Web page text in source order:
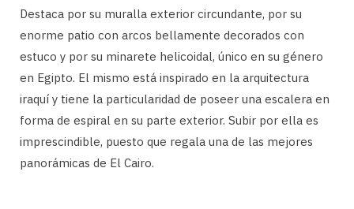
Destaca por su muralla exterior circundante, por su
enorme patio con arcos bellamente decorados con
estuco y por su minarete helicoidal, único en su género
en Egipto. El mismo está inspirado en la arquitectura
iraquí y tiene la particularidad de poseer una escalera en
forma de espiral en su parte exterior. Subir por ella es
imprescindible, puesto que regala una de las mejores
panorámicas de El Cairo.